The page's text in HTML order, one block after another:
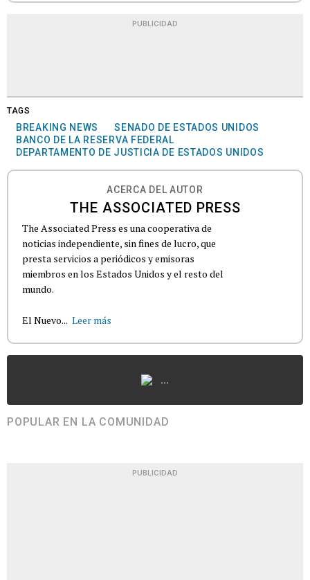
PUBLICIDAD
TAGS
BREAKING NEWS
SENADO DE ESTADOS UNIDOS
BANCO DE LA RESERVA FEDERAL
DEPARTAMENTO DE JUSTICIA DE ESTADOS UNIDOS
ACERCA DEL AUTOR
THE ASSOCIATED PRESS
The Associated Press es una cooperativa de
noticias independiente, sin fines de lucro, que
presta servicios a periódicos y emisoras
miembros en los Estados Unidos y el resto del
mundo.
El Nuevo... Leer más
...
POPULAR EN LA COMUNIDAD
PUBLICIDAD